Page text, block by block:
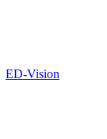
ED-Vision